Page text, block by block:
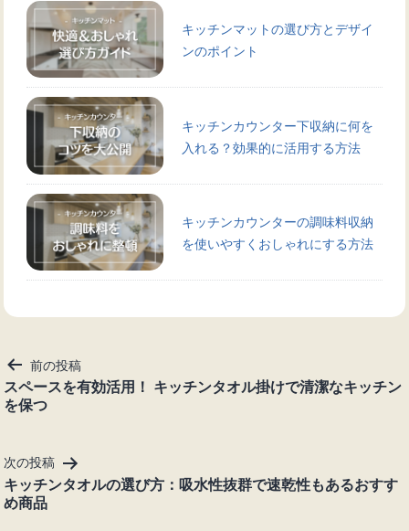
キッチンマットの選び方とデザイ
ンのポイント
キッチンカウンター下収納に何を
入れる？効果的に活用する方法
キッチンカウンターの調味料収納
を使いやすくおしゃれにする方法
投
稿
ナ
ゲ
ー
シ
ョ
前の投稿
スペースを有効活用！ キッチンタオル掛けで清潔なキッチン
を保つ
次の投稿
キッチンタオルの選び方：吸水性抜群で速乾性もあるおすす
め商品